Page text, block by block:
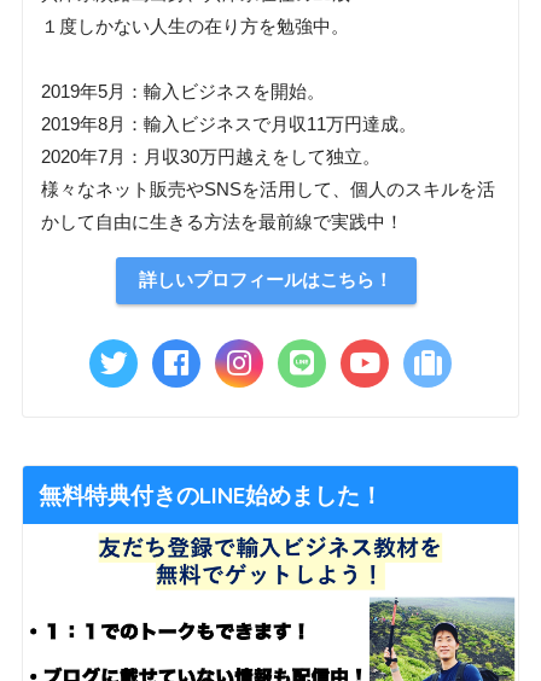
１度しかない人生の在り方を勉強中。
2019年5月：輸入ビジネスを開始。
2019年8月：輸入ビジネスで月収11万円達成。
2020年7月：月収30万円越えをして独立。
様々なネット販売やSNSを活用して、個人のスキルを活
かして自由に生きる方法を最前線で実践中！
詳しいプロフィールはこちら！
無料特典付きのLINE始めました！